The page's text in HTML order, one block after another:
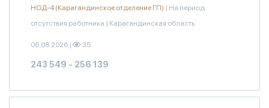
НОД-4 (Карагандинское отделение ГП) | На период
отсутствия работника | Карагандинская область
06.08.2026 | 35
243 549 - 256 139